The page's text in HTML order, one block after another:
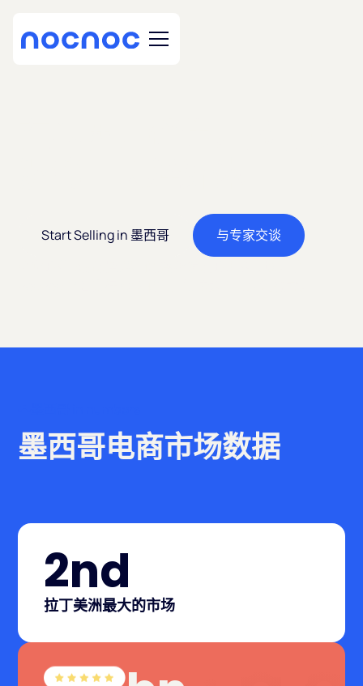
Start Selling in 墨西哥
与专家交谈
墨西哥电商市场数据
2nd
拉丁美洲最大的市场